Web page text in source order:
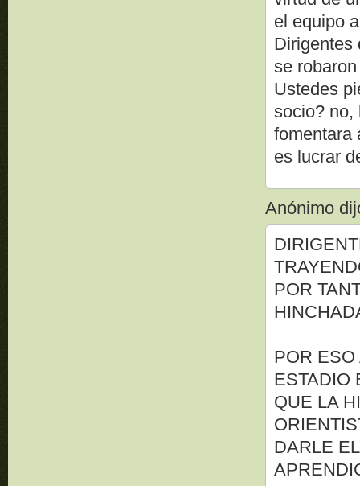
el equipo
Dirigentes
se
Ustedes
socio? no,
fomentara
es lucrar
Anónimo
POR
POR ESO
ESTADIO
QUE LA
DARLE